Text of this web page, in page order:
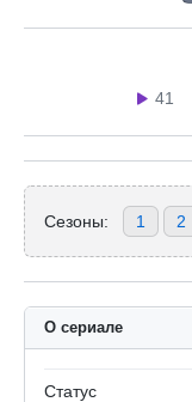
41
Сезоны: 1 2
О сериале
Статус